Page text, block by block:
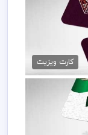
کارت ویزیت